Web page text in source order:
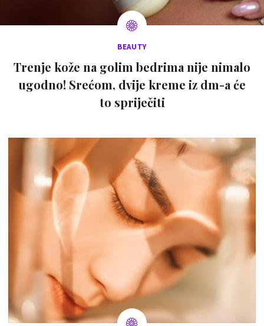
BEAUTY
Trenje kože na golim bedrima nije nimalo
ugodno! Srećom, dvije kreme iz dm-a će
to spriječiti